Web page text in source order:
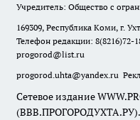
Учредитель: Общество с
169309, Республика Коми, г.
Телефон редакции: 8(8216)72-
progorod@list.ru
progorod.uhta@yandex.ru
Сетевое издание
(ВВВ.ПРОГОРОДУХТА.РУ).